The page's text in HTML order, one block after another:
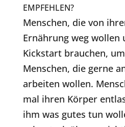
EMPFEHLEN?
Menschen, die von
Ernährung weg wollen
Kickstart brauchen,
Menschen, die gerne
arbeiten wollen.
mal ihren Körper
ihm was gutes tun